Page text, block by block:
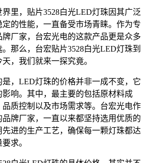
里，贴片3528白光LED灯珠因其广泛
定的性能，一直备受市场青睐。作为专
厂家，台宏光电的这款产品更是众多
那么，台宏贴片3528白光LED灯珠到
，我们就来一探究竟。
，LED灯珠的价格并非一成不变，它
影响。其中，最主要的包括原材料成
质控制以及市场需求等。台宏光电作
品牌厂家，一直以来都坚持选用优质的
先进的生产工艺，确保每一颗灯珠都达
求。